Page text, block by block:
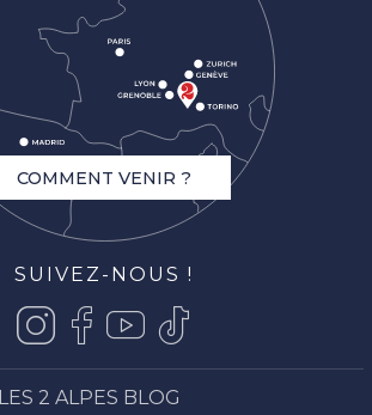
COMMENT VENIR ?
SUIVEZ-NOUS !
LES 2 ALPES BLOG